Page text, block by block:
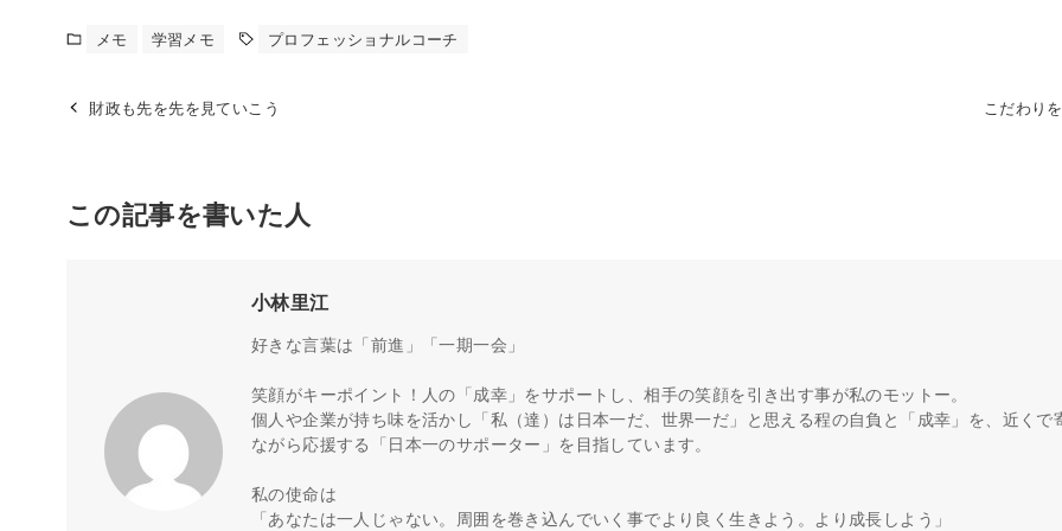
メモ 学習メモ プロフェッショナルコーチ
財政も先を先を見ていこう こだわり
この記事を書いた人
小林里江
好きな言葉は「前進」「一期一会」
笑顔がキーポイント！人の「成幸」をサポートし、相手の笑顔を引き出す事が私のモットー。
個人や企業が持ち味を活かし「私（達）は日本一だ、世界一だ」と思える程の自負と「成幸」を、近くで
ながら応援する「日本一のサポーター」を目指しています。
私の使命は
「あなたは一人じゃない。周囲を巻き込んでいく事でより良く生きよう。より成長しよう」